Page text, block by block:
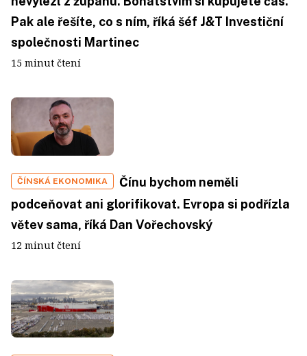
Pak ale řešíte, co s ním, říká šéf J&T Investiční
společnosti Martinec
15 minut čtení
ČÍNSKÁ EKONOMIKA
Čínu bychom neměli
podceňovat ani glorifikovat. Evropa si podřízla
větev sama, říká Dan Vořechovský
12 minut čtení